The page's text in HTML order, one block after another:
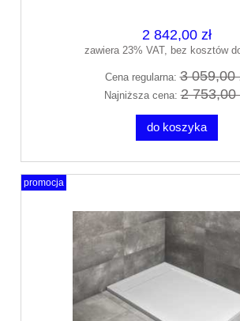
2 842,00 zł
zawiera 23% VAT, bez kosztów
Cena regularna:3 059,00
Najniższa cena:2 753,00
do koszyka
promocja